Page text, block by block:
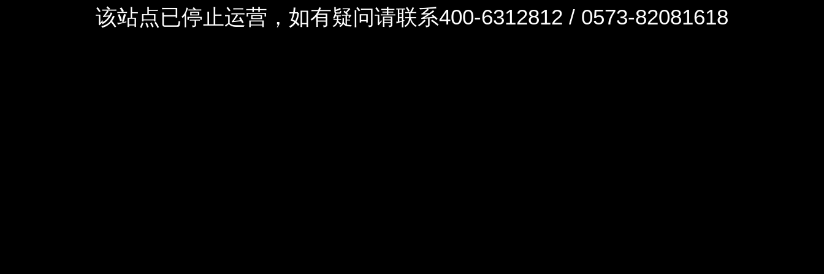
该站点已停止运营，如有疑问请联系400-6312812 / 0573-82081618